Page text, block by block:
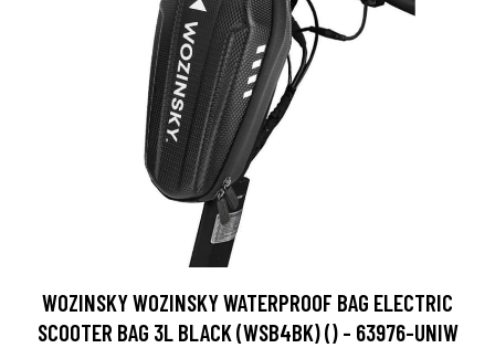
WOZINSKY WOZINSKY WATERPROOF BAG ELECTRIC
SCOOTER BAG 3L BLACK (WSB4BK) () - 63976-UNIW